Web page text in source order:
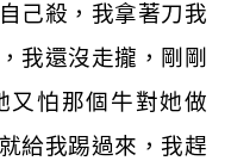
己殺，我拿著刀我
我還沒走攏，剛剛
又怕那個牛對她做
給我踢過來，我趕